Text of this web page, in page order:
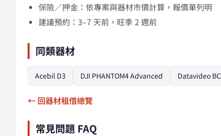
保險／押金：依專案與器材市價計算，報價單列明
建議預約：3–7 天前，旺季 2 週前
同類器材
Acebil D3 DJI PHANTOM4 Advanced Datavideo
← 回器材租借總覽
常見問題 FAQ